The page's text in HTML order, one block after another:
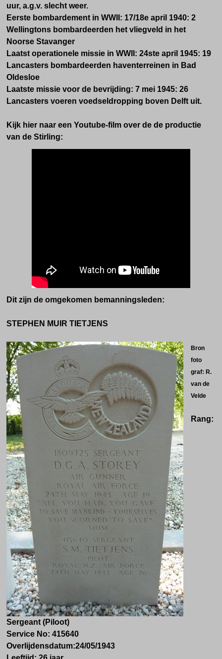
uur, a.g.v. slecht weer.
Eerste bombardement in WWII: 17/18e april 1940: 2
Wellingtons bombardeerden het vliegveld in het
Noorse Stavanger
Laatst operationele missie in WWII: 24ste april 1945: 19
Lancasters bombardeerden haventerreinen in Bad
Oldesloe
Laatste missie voor de bevrijding: 7 mei 1945: 26
Lancasters voeren voedseldropping boven Delft uit.
Kijk hier naar een Youtube-film over de de productie
van de Stirling:
Dit zijn de omgekomen bemanningsleden:
STEPHEN MUIR TIETJENS
Bron
foto
graf: R.
van de
Velde
Rang:
Sergeant (Piloot)
Service No: 415640
Overlijdensdatum:24/05/1943